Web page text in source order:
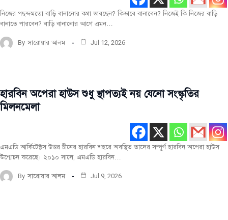
নিজের পছন্দমতো বাড়ি বানানোর কথা ভাবছেন? কিভাবে বানাবেন? নিজেই কি নিজের বাড়ি
বানাতে পারবেন? বাড়ি বানানোর আগে এমন…
By সারোয়ার আলম Jul 12, 2026
সবিশেষ
সর্বশেষ
হারবিন অপেরা হাউস শুধু স্থাপত্যই নয় যেনো সংস্কৃতির
মিলনমেলা
এমএডি আর্কিটেক্টস উত্তর চীনের হারবিন শহরে অবস্থিত তাদের সম্পূর্ণ হারবিন অপেরা হাউস
উন্মোচন করেছে। ২০১০ সালে, এমএডি হারবিন…
By সারোয়ার আলম Jul 9, 2026